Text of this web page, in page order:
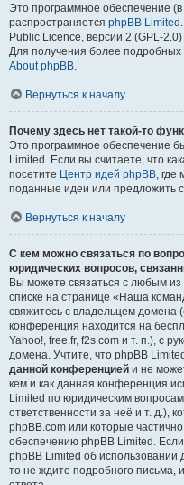
Это программное обеспечение
распространяется phpBB Limited
Public Licence, версии 2 (GPL-
Для получения более
About phpBB.
Вернуться к началу
Почему здесь нет такой-то
Это программное обеспечение
Limited. Если вы считаете, что
посетите Центр идей phpBB, где
поданные идеи или предложить
Вернуться к началу
С кем можно связаться по
юридических вопросов,
Вы можете связаться с любым
списке на странице «Наша
свяжитесь с владельцем домена
конференция находится на
Yahoo!, free.fr, f2s.com и т. п.), с
домена. Учтите, что phpBB Limited
данной конференцией и не
кем и как данная конференция
Limited по юридическим
ответственности за неё и т. д.),
phpBB.com или которые
обеспечению phpBB Limited.
phpBB Limited об использовании
то не ждите подробного письма,